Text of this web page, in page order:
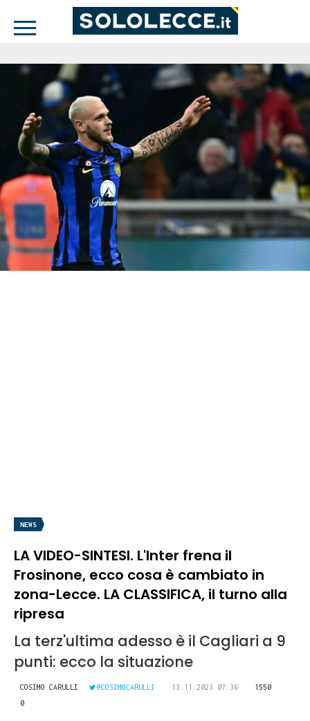
NEWS
LA VIDEO-SINTESI. L'Inter frena il
Frosinone, ecco cosa è cambiato in
zona-Lecce. LA CLASSIFICA, il turno alla
ripresa
La terz'ultima adesso è il Cagliari a 9
punti: ecco la situazione
COSIMO CARULLI @COSIMOCARULLI 13.11.2023 07:36
1550
0